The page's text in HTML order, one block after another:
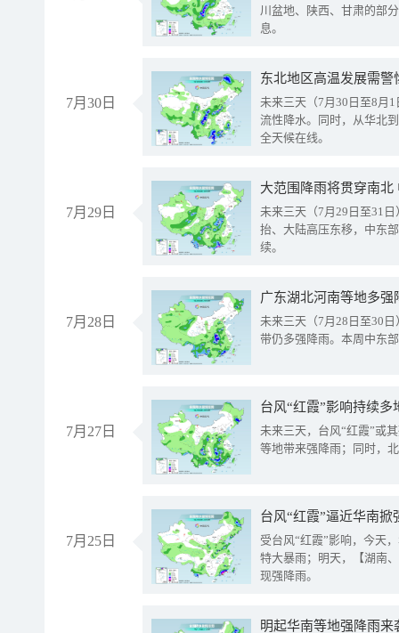
川盆地、陕西、甘肃的部
息。
7月30日
东北地区高温发展需
未来三天（7月30日至8月
流性降水。同时，从华北
全天候在线。
7月29日
大范围降雨将贯穿南
未来三天（7月29日至31
抬、大陆高压东移，中东
续。
7月28日
广东湖北河南等地多
未来三天（7月28日至30
带仍多强降雨。本周中东
7月27日
台风“红霞”影响持续
未来三天，台风“红霞”或
等地带来强降雨；同时，
7月25日
台风“红霞”逼近华南
受台风“红霞”影响，今天
特大暴雨；明天，【湖南
现强降雨。
明起华南等地强降雨